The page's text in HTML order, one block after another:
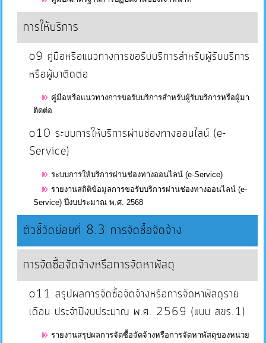
ดำเนิน
การ
ป้องกัน
การ
ภายใน
ป้องกัน
ITA
e-
Service
Q&A
การให้บริการ
o9 คู่มือหรือแนวทางการขอรับบริการสำหรับผู้รับบริการ
หรือผู้มาติดต่อ
คู่มือหรือแนวทางการขอรับบริการสำหรับผู้รับบริการหรือผู้มา
ติดต่อ
o10 ระบบการให้บริการผ่านช่องทางออนไลน์ (e-
Service)
ระบบการให้บริการผ่านช่องทางออนไลน์ (e-Service)
รายงานสถิติข้อมูลการขอรับบริการผ่านช่องทางออนไลน์ (e-
Service) ปีงบประมาณ พ.ศ. 2568
ตัวชี้วัดย่อยที่ 8.3 การจัดซื้อจัดจ้าง
การจัดซื้อจัดจ้างหรือการจัดหาพัสดุ
o11 สรุปผลการจัดซื้อจัดจ้างหรือการจัดหาพัสดุราย
เดือน ประจำปีงบประมาณ พ.ศ. 2569 (แบบ สขร.1)
รายงานสรุปผลการจัดซื้อจัดจ้างหรือการจัดหาพัสดุของหน่วย